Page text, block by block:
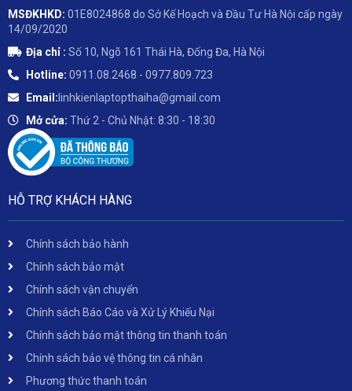
MSĐKHKD: 01E8024868 do Sở Kế Hoạch và Đầu Tư Hà Nội cấp ngày
14/09/2020
Địa chỉ : Số 10, Ngõ 161 Thái Hà, Đống Đa, Hà Nội
Hotline: 0911.08.2468 - 0977.809.723
Email: linhkienlaptopthaiha@gmail.com
Mở cửa: Thứ 2 - Chủ Nhật: 8:30 - 18:30
HỖ TRỢ KHÁCH HÀNG
Chính sách bảo hành
Chính sách bảo mật
Chính sách vận chuyển
Chính sách Báo Cáo và Xử Lý Khiếu Nại
Chính sách bảo mật thông tin thanh toán
Chính sách bảo vệ thông tin cá nhân
Phương thức thanh toán